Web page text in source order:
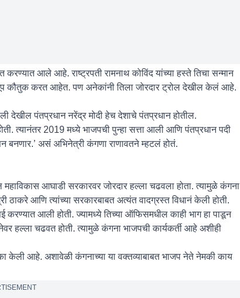
आले आहे. राष्ट्रपती रामनाथ कोविंद यांच्या हस्ते तिचा सन्मान
कौतुक करत आहेत. पण अनेकांनी तिला जोरदार ट्रोल देखील केलं आहे.
देखील पंतप्रधान नरेंद्र मोदी हेच देशाचे पंतप्रधान होतील.
त्यानंतर 2019 मध्ये भाजपची पुन्हा सत्ता आली आणि पंतप्रधान पदी
बनणार.’ असं अभिनेत्री कंगणा राणावतने म्हटलं होतं.
आघाडी सरकारवर जोरदार हल्ला चढवला होता. त्यामुळे कंगना
आणि त्यांच्या सरकारबाबत अत्यंत वादग्रस्त विधानं केली होती.
आली होती. ज्यामध्ये तिच्या ऑफिसमधील काही भाग हा पाडून
हल्ला चढवत होती. त्यामुळे कंगना भाजपची कार्यकर्ती आहे अशीही
केली आहे. अशावेळी कंगनाच्या या वक्तव्याबाबत भाजप नेते नेमकी काय